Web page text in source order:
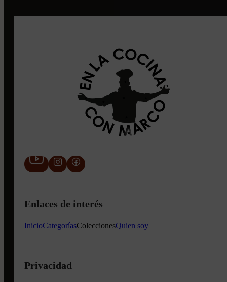
Enlaces de interés
InicioCategoríasColeccionesQuien soy
Privacidad